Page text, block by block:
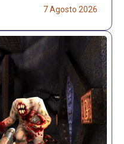
7 Agosto 2026